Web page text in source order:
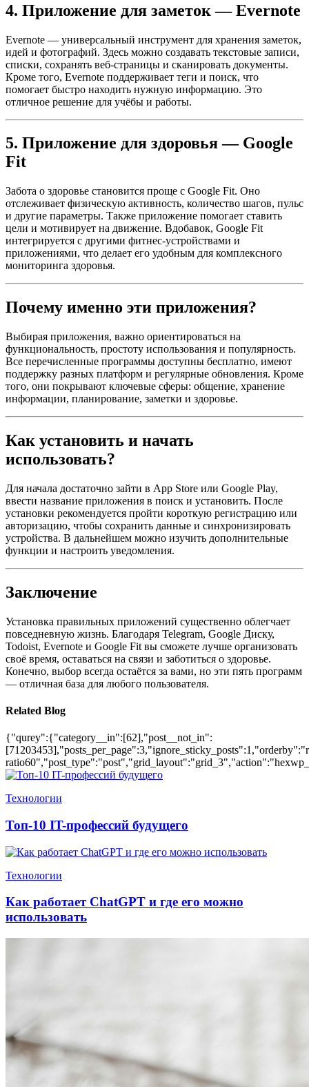
4. Приложение для заметок — Evernote
Evernote — универсальный инструмент для хранения заметок,
идей и фотографий. Здесь можно создавать текстовые записи,
списки, сохранять веб-страницы и сканировать документы.
Кроме того, Evernote поддерживает теги и поиск, что
помогает быстро находить нужную информацию. Это
отличное решение для учёбы и работы.
5. Приложение для здоровья — Google
Fit
Забота о здоровье становится проще с Google Fit. Оно
отслеживает физическую активность, количество шагов, пульс
и другие параметры. Также приложение помогает ставить
цели и мотивирует на движение. Вдобавок, Google Fit
интегрируется с другими фитнес-устройствами и
приложениями, что делает его удобным для комплексного
мониторинга здоровья.
Почему именно эти приложения?
Выбирая приложения, важно ориентироваться на
функциональность, простоту использования и популярность.
Все перечисленные программы доступны бесплатно, имеют
поддержку разных платформ и регулярные обновления. Кроме
того, они покрывают ключевые сферы: общение, хранение
информации, планирование, заметки и здоровье.
Как установить и начать
использовать?
Для начала достаточно зайти в App Store или Google Play,
ввести название приложения в поиск и установить. После
установки рекомендуется пройти короткую регистрацию или
авторизацию, чтобы сохранить данные и синхронизировать
устройства. В дальнейшем можно изучить дополнительные
функции и настроить уведомления.
Заключение
Установка правильных приложений существенно облегчает
повседневную жизнь. Благодаря Telegram, Google Диску,
Todoist, Evernote и Google Fit вы сможете лучше организовать
своё время, оставаться на связи и заботиться о здоровье.
Конечно, выбор всегда остаётся за вами, но эти пять программ
— отличная база для любого пользователя.
Related Blog
{"qurey":{"category__in":[62],"post__not_in":
Технологии
Топ-10 IT-профессий будущего
Технологии
Как работает ChatGPT и где его можно
использовать